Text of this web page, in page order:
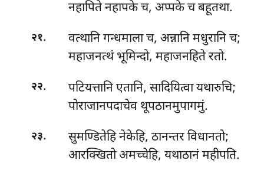
नहापिते नहापके च, अप्पके च बहूतथा.
२१. वत्थानिगन्धमाला च, अन्नानि मधुरानि च;
महाजनत्थं भूमिन्दो, महाजनहिते रतो.
२२.
पटियत्तानि एतानि, सादियित्वा यथारुचि;
पोराजानपदाचेव थूपठानमुपागमुं.
२३.
सुमण्डितेहि नेकेहि, ठानन्तर विधानतो;
आरक्खितो अमच्चेहि, यथाठानं महीपति.